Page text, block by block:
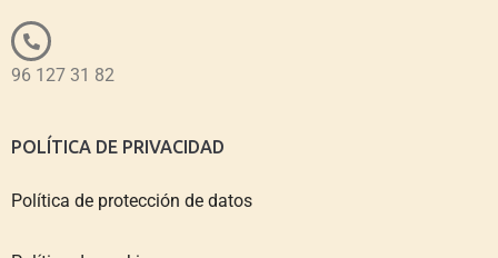
96 127 31 82
POLÍTICA DE PRIVACIDAD
Política de protección de datos